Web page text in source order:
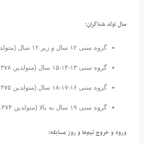
سال تولد شناگران:
گروه سنی ۱۲ سال و زیر ۱۲ سال (متولدین ۱۳۸۱ به بالا)
گروه سنی ۱۳-۱۴-۱۵ سال (متولدین ۱۳۷۸-۱۳۷۹-۱۳۸۰)
گروه سنی ۱۶-۱۷-۱۸ سال (متولدین ۱۳۷۵-۱۳۷۶-۱۳۷۷)
گروه سنی ۱۹ سال به بالا (متولدین ۱۳۷۴ به پائین)
ورود و خروج تیم‌ها و روز مسابقه: